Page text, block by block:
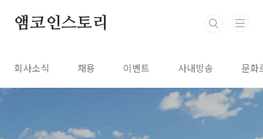
앰코인스토리
회사소식 채용 이벤트 사내방송 문화